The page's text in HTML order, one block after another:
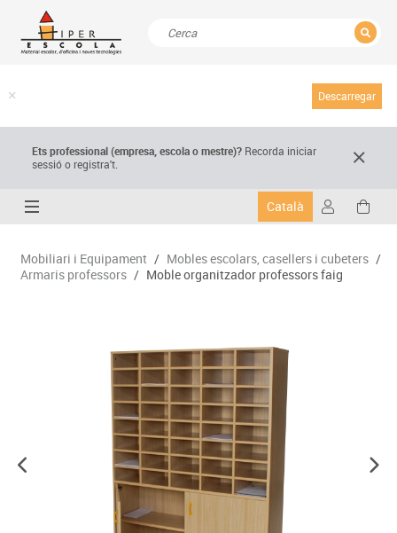
Descarregar
Ets professional (empresa,escola o mestre)? Recorda iniciar
sessió o registra't.
Català
Mobiliari i Equipament / Mobles escolars, casellers i cubeters /
Armaris professors / Moble organitzador professors faig